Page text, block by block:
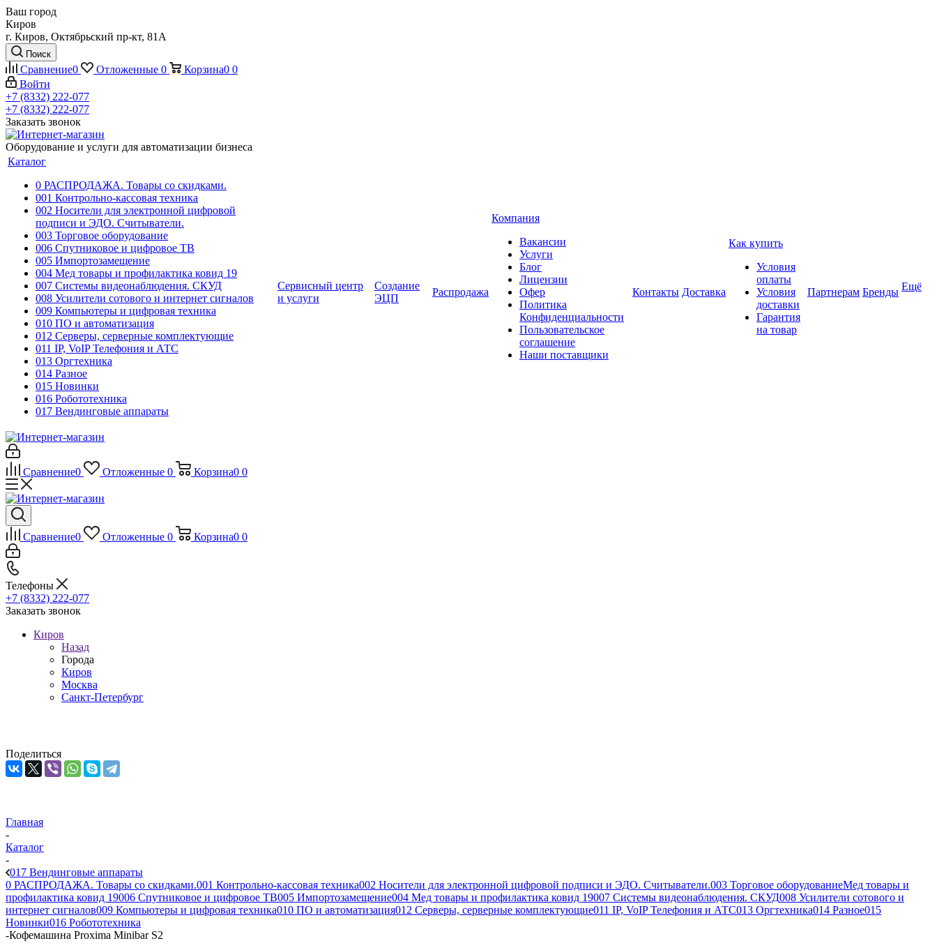
Ваш город
Киров
г. Киров, Октябрьский пр-кт, 81А
Поиск
Сравнение0 Отложенные 0 Корзина0 0
Войти
+7 (8332) 222-077
+7 (8332) 222-077
Заказать звонок
Оборудование и услуги для автоматизации бизнеса
Каталог
0 РАСПРОДАЖА. Товары со скидками.
001 Контрольно-кассовая техника
002 Носители для электронной цифровой
подписи и ЭДО. Считыватели.
003 Торговое оборудование
006 Спутниковое и цифровое ТВ
005 Импортозамещение
004 Мед товары и профилактика ковид 19
007 Системы видеонаблюдения. СКУД
008 Усилители сотового и интернет сигналов
009 Компьютеры и цифровая техника
010 ПО и автоматизация
012 Серверы, серверные комплектующие
011 IP, VoIP Телефония и АТС
013 Оргтехника
014 Разное
015 Новинки
016 Робототехника
017 Вендинговые аппараты
Сервисный центр
и услуги
Создание
ЭЦП
Распродажа
Компания
Вакансии
Услуги
Блог
Лицензии
Офер
Политика
Конфиденциальности
Пользовательское
соглашение
Наши поставщики
Контакты Доставка
Как купить
Условия
оплаты
Условия
доставки
Гарантия
на товар
Партнерам Бренды Ещё
Сравнение0 Отложенные 0 Корзина0 0
Сравнение0 Отложенные 0 Корзина0 0
Телефоны
+7 (8332) 222-077
Заказать звонок
Киров
Назад
Города
Киров
Москва
Санкт-Петербург
Поделиться
Главная
-
Каталог
-
017 Вендинговые аппараты
0 РАСПРОДАЖА. Товары со скидками.001 Контрольно-кассовая техника002 Носители для электронной цифровой подписи и ЭДО. Считыватели.003 Торговое оборудованиеМед товары и
профилактика ковид 19006 Спутниковое и цифровое ТВ005 Импортозамещение004 Мед товары и профилактика ковид 19007 Системы видеонаблюдения. СКУД008 Усилители сотового и
интернет сигналов009 Компьютеры и цифровая техника010 ПО и автоматизация012 Серверы, серверные комплектующие011 IP, VoIP Телефония и АТС013 Оргтехника014 Разное015
Новинки016 Робототехника
-Кофемашина Proxima Minibar S2